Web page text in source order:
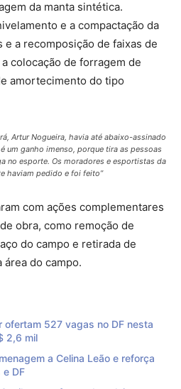
da manta sintética.
e a compactação da
a recomposição de faixas de
colocação de forragem de
amortecimento do tipo
Artur Nogueira, havia até abaixo-assinado
um ganho imenso, porque tira as pessoas
no esporte. Os moradores e esportistas da
haviam pedido e foi feito”
com ações complementares
obra, como remoção de
do campo e retirada de
área do campo.
ofertam 527 vagas no DF nesta
2,6 mil
a Celina Leão e reforça
e DF